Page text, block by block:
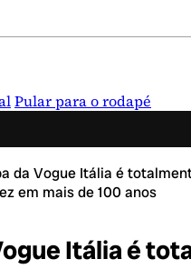
Pular para o rodapé
da Vogue Itália é
em mais de 100 anos
Itália é